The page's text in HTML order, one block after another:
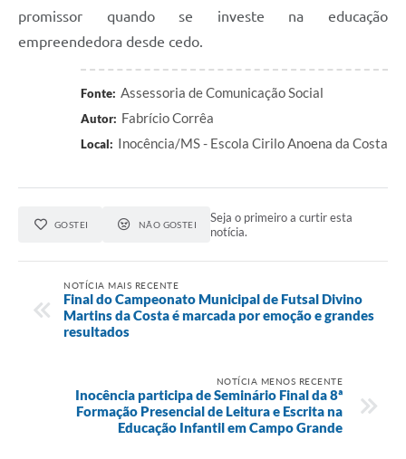
promissor quando se investe na educação
empreendedora desde cedo.
Fonte: Assessoria de Comunicação Social
Autor: Fabrício Corrêa
Local: Inocência/MS - Escola Cirilo Anoena da Costa
GOSTEI NÃO GOSTEI
Seja o primeiro a curtir esta
notícia.
NOTÍCIA MAIS RECENTE
Final do Campeonato Municipal de Futsal Divino
Martins da Costa é marcada por emoção e grandes
resultados
NOTÍCIA MENOS RECENTE
Inocência participa de Seminário Final da 8ª
Formação Presencial de Leitura e Escrita na
Educação Infantil em Campo Grande